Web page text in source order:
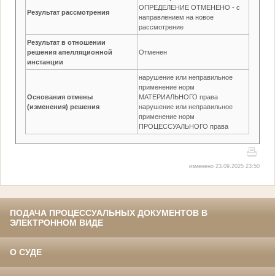
Результат рассмотрения
ОПРЕДЕЛЕНИЕ ОТМЕНЕНО - с
направлением на новое
рассмотрение
Результат в отношении
решения апелляционной
инстанции
Отменен
Основания отмены
(изменения) решения
нарушение или неправильное
применение норм
МАТЕРИАЛЬНОГО права
нарушение или неправильное
применение норм
ПРОЦЕССУАЛЬНОГО права
изменено 23.09.2025 23:50
ПОДАЧА ПРОЦЕССУАЛЬНЫХ ДОКУМЕНТОВ В
ЭЛЕКТРОННОМ ВИДЕ
О СУДЕ